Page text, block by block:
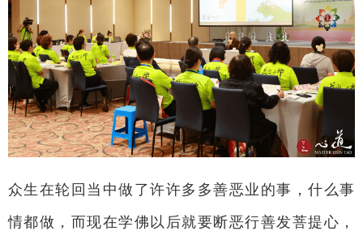
众生在轮回当中做了许许多多善恶业的事，什么事
情都做，而现在学佛以后就要断恶行善发菩提心，